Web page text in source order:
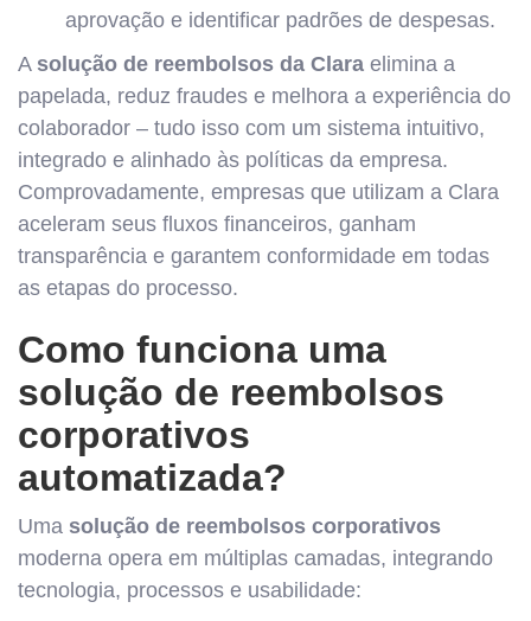
aprovação e identificar padrões de despesas.
A solução de reembolsos da Clara elimina a
papelada, reduz fraudes e melhora a experiência do
colaborador – tudo isso com um sistema intuitivo,
integrado e alinhado às políticas da empresa.
Comprovadamente, empresas que utilizam a Clara
aceleram seus fluxos financeiros, ganham
transparência e garantem conformidade em todas
as etapas do processo.
Como funciona uma
solução de reembolsos
corporativos
automatizada?
Uma solução de reembolsos corporativos
moderna opera em múltiplas camadas, integrando
tecnologia, processos e usabilidade: